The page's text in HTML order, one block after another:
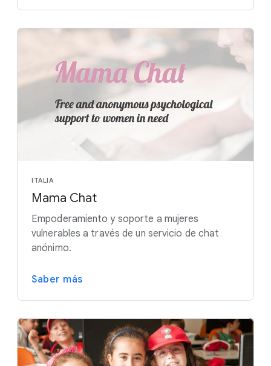
ITALIA
Mama Chat
Empoderamiento y soporte a mujeres
vulnerables a través de un servicio de chat
anónimo.
Saber más